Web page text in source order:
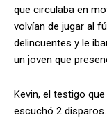
que circulaba en
volvían de jugar al
delincuentes y le
un joven que
Kevin, el testigo
escuchó 2